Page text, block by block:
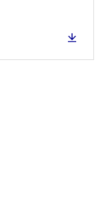
Twitter)
email